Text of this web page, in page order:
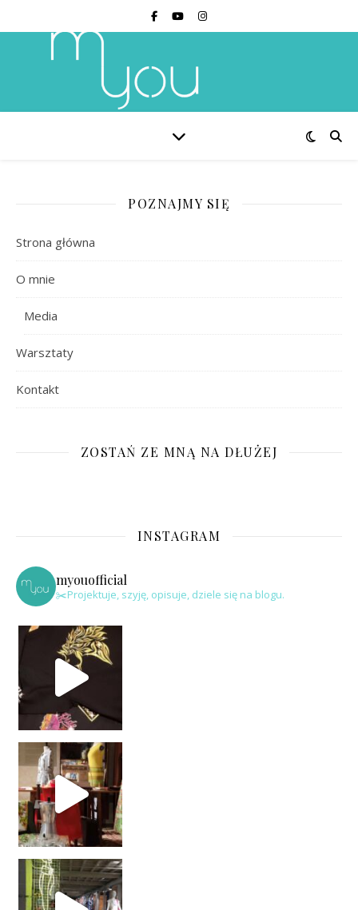
POZNAJMY SIĘ
Strona główna
O mnie
Media
Warsztaty
Kontakt
ZOSTAŃ ZE MNĄ NA DŁUŻEJ
INSTAGRAM
myouofficial
✂️Projektuje, szyję, opisuje, dziele się na blogu.